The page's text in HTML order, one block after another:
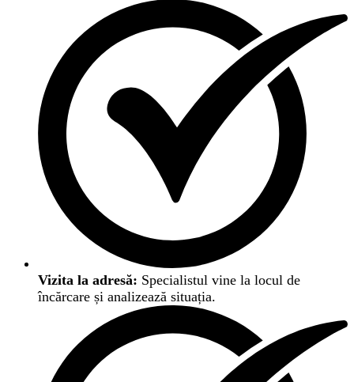
Vizita la adresă: Specialistul vine la locul de
încărcare și analizează situația.